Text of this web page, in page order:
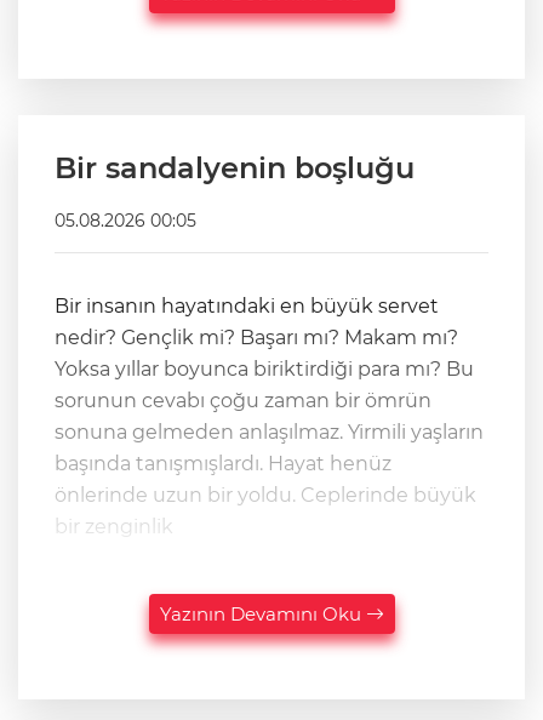
Bir sandalyenin boşluğu
05.08.2026 00:05
Bir insanın hayatındaki en büyük servet
nedir? Gençlik mi? Başarı mı? Makam mı?
Yoksa yıllar boyunca biriktirdiği para mı? Bu
sorunun cevabı çoğu zaman bir ömrün
sonuna gelmeden anlaşılmaz. Yirmili yaşların
başında tanışmışlardı. Hayat henüz
önlerinde uzun bir yoldu. Ceplerinde büyük
bir zenginlik
Yazının Devamını Oku